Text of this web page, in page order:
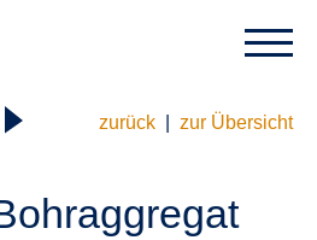
zurück| zur Übersicht